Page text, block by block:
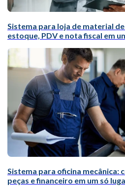
Sistema para loja de material
estoque, PDV e nota fiscal em
Sistema para oficina mecânica:
peças e financeiro em um só